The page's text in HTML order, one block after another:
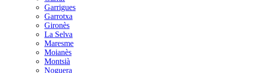
Garrigues
Garrotxa
Gironès
La Selva
Maresme
Moianès
Montsià
Noguera